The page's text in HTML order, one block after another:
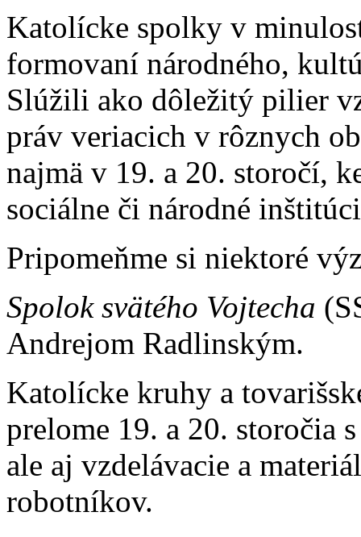
Katolícke spolky v
formovaní národného,
Slúžili ako dôležitý pilier
práv veriacich v rôznych
najmä v 19. a 20. storočí,
sociálne či národné
Pripomeňme si niektoré
Spolok svätého Vojtecha
Andrejom Radlinským.
Katolícke kruhy a
prelome 19. a 20. storočia
ale aj vzdelávacie a
robotníkov.